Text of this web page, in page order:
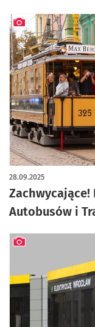
Zachwycające!
Autobusów i
28.09.2025
artykuł z galerią